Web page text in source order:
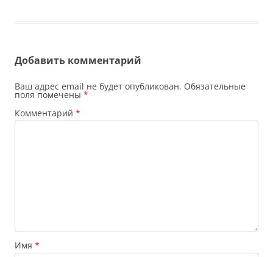
Добавить комментарий
Ваш адрес email не будет опубликован. Обязательные
поля помечены *
Комментарий *
Имя *